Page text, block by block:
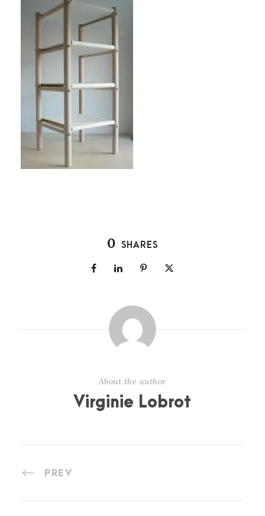
0 SHARES
About the author
Virginie Lobrot
PREV